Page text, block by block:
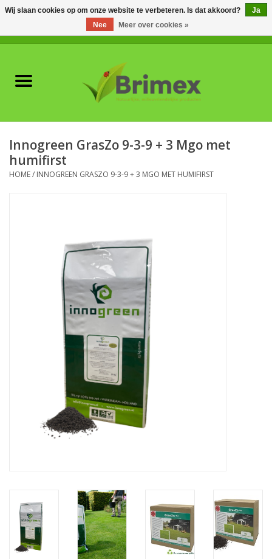
Plagen & Ziekten
Bodemverbeteraars
Brimex kaarten
Drukspuiten
Nestkasten
Boom bewatering
Innogreen GrasZo 9-3-9 + 3 Mgo met
humifirst
HOME/ INNOGREEN GRASZO 9-3-9 + 3 MGO MET HUMIFIRST
Wij slaan cookies op om onze website te verbeteren. Is dat akkoord?
Ja
Nee
Meer over cookies »